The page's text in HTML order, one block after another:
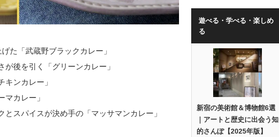
た「武蔵野ブラックカレー」
が後を引く「グリーンカレー」
キンカレー」
マカレー」
とスパイスが決め手の「マッサマンカレー」
遊べる・学べる・楽しめ
る
新宿の美術館＆博物館6選
｜アートと歴史に出会う知
的さんぽ【2025年版】